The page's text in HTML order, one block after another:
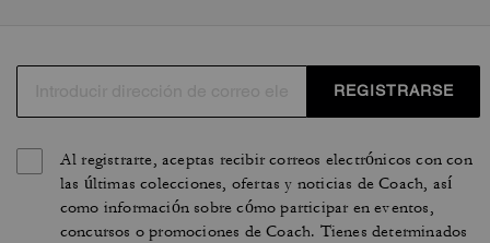
REGISTRARSE
Al registrarte, aceptas recibir correos electrónicos con con
las últimas colecciones, ofertas y noticias de Coach, así
como información sobre cómo participar en eventos,
concursos o promociones de Coach. Tienes determinados